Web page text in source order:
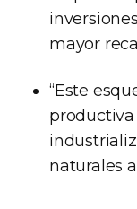
mayor
“Este
naturales